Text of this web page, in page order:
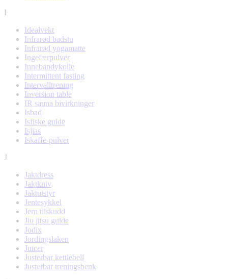
I
Idealvekt
Infrarød badstu
Infrarød yogamatte
Ingefærpulver
Innebandykolle
Intermittent fasting
Intervalltrening
Inversion table
IR sauna bivirkninger
Isbad
Isfiske guide
Isjias
Iskaffe-pulver
J
Jaktdress
Jaktkniv
Jaktutstyr
Jentesykkel
Jern tilskudd
Jiu jitsu guide
Jodix
Jordingslaken
Juicer
Justerbar kettlebell
Justerbar treningsbenk